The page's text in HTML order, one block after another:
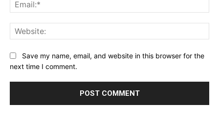
Save my name, email, and website in this browser for the
next time I comment.